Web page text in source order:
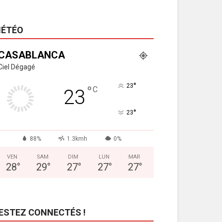
Dégagé
23 °C 23°
23°
88% 1.3kmh 0%
VEN
28°
SAM
29°
DIM
27°
LUN
27°
MAR
27°
CONNECTÉS !